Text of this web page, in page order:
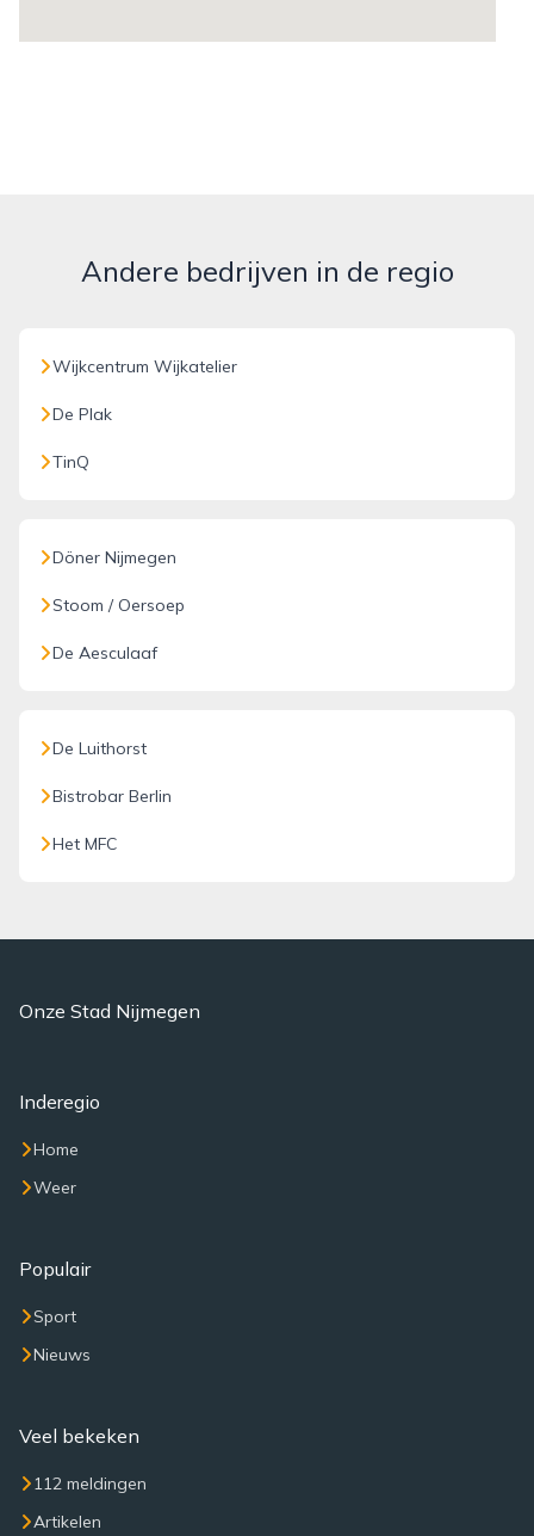
Andere bedrijven in de regio
Wijkcentrum Wijkatelier
De Plak
TinQ
Döner Nijmegen
Stoom / Oersoep
De Aesculaaf
De Luithorst
Bistrobar Berlin
Het MFC
Onze Stad Nijmegen
Inderegio
Home
Weer
Populair
Sport
Nieuws
Veel bekeken
112 meldingen
Artikelen